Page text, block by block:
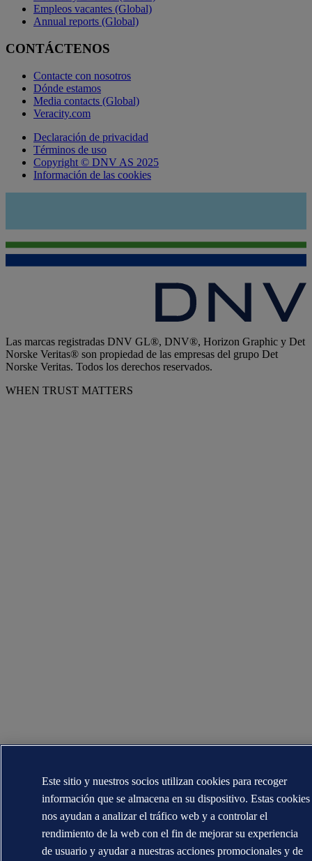
Empleos vacantes (Global)
Annual reports (Global)
CONTÁCTENOS
Contacte con nosotros
Dónde estamos
Media contacts (Global)
Veracity.com
Declaración de privacidad
Términos de uso
Copyright © DNV AS 2025
Información de las cookies
Las marcas registradas DNV GL®, DNV®, Horizon Graphic y Det
Norske Veritas® son propiedad de las empresas del grupo Det
Norske Veritas. Todos los derechos reservados.
WHEN TRUST MATTERS
Este sitio y nuestros socios utilizan cookies para recoger
información que se almacena en su dispositivo. Estas cookies
nos ayudan a analizar el tráfico web y a controlar el
rendimiento de la web con el fin de mejorar su experiencia
de usuario y ayudar a nuestras acciones promocionales y de